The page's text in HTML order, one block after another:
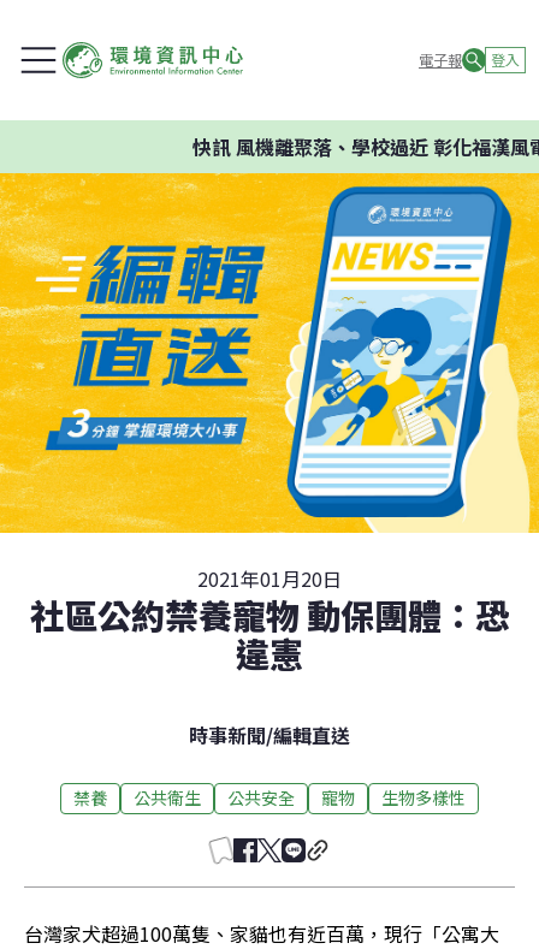
電子報 登入
快訊風機離聚落、學校過近 彰化福漢風
2021年01月20日
社區公約禁養寵物 動保團體：恐
違憲
時事新聞/編輯直送
禁養 公共衛生 公共安全 寵物 生物多樣性
台灣家犬超過100萬隻、家貓也有近百萬，現行「公寓大